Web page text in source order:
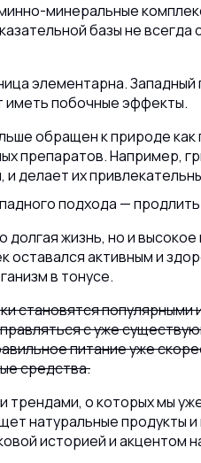
минеральные
базы не
элементарна.
иметь побочные эффекты.
обращен к природе как
препаратов. Например,
делает их
подхода —
жизнь, но и
оставался активным и
в тонусе.
становятся
с уже
питание уже
средства.
трендами, о которых мы
натуральные продукты
историей и